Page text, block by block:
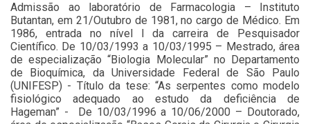
Admissão ao laboratório de Farmacologia – Instituto
Butantan, em 21/Outubro de 1981, no cargo de Médico. Em
1986, entrada no nível I da carreira de Pesquisador
Científico. De 10/03/1993 a 10/03/1995 – Mestrado, área
de especialização “Biologia Molecular” no Departamento
de Bioquímica, da Universidade Federal de São Paulo
(UNIFESP) - Título da tese: “As serpentes como modelo
fisiológico adequado ao estudo da deficiência de
Hageman” - De 10/03/1996 a 10/06/2000 – Doutorado,